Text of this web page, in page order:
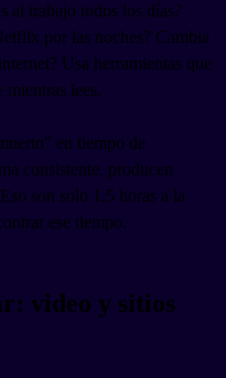
al trabajo todos los días?
por las noches? Cambia
Usa herramientas que
mientras lees.
en tiempo de
consistente, producen
son solo 1.5 horas a la
ese tiempo.
video y sitios